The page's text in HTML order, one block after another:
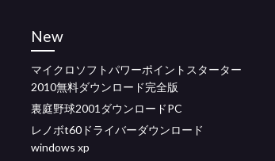
New
マイクロソフトパワーポイントスターター
2010無料ダウンロード完全版
裏庭野球2001ダウンロードPC
レノボt60ドライバーダウンロード
windows xp